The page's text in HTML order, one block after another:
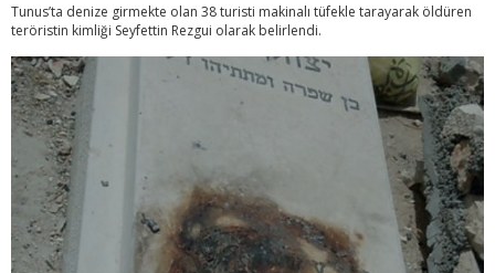
Tunus’ta denize girmekte olan 38 turisti makinalı tüfekle tarayarak öldüren
teröristin kimliği Seyfettin Rezgui olarak belirlendi.